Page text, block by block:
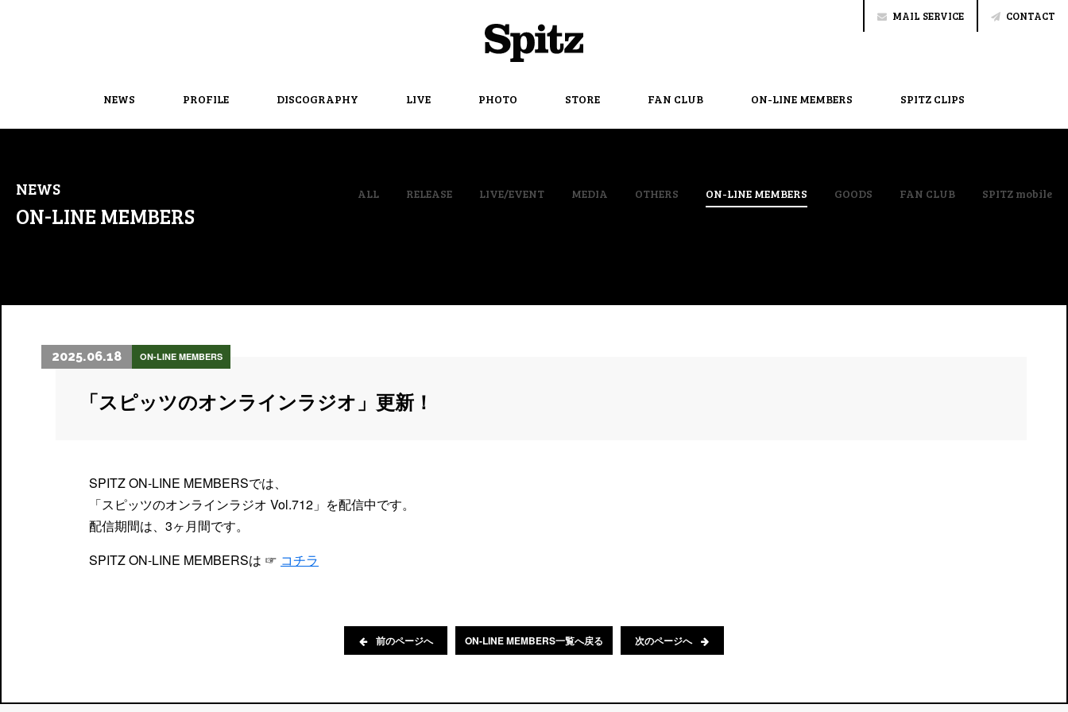
NEWS PROFILE DISCOGRAPHY LIVE PHOTO STORE FAN CLUB ON-LINE MEMBERS SPITZ CLIPS
MAIL SERVICE CONTACT
NEWS
ON-LINE MEMBERS
ALL RELEASE LIVE/EVENT MEDIA OTHERS ON-LINE MEMBERS GOODS FAN CLUB SPITZ mobile
2025.06.18 ON-LINE MEMBERS
「スピッツのオンラインラジオ」更新！
SPITZ ON-LINE MEMBERSでは、
「スピッツのオンラインラジオ Vol.712」を配信中です。
配信期間は、3ヶ月間です。
SPITZ ON-LINE MEMBERSは ☞ コチラ
前のページへ ON-LINE MEMBERS一覧へ戻る 次のページへ